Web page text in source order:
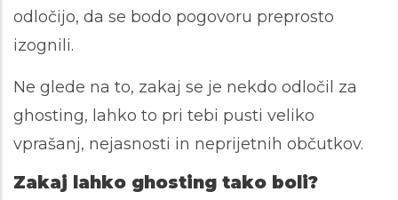
odločijo, da se bodo pogovoru preprosto
izognili.
Ne glede na to, zakaj se je nekdo odločil za
ghosting, lahko to pri tebi pusti veliko
vprašanj, nejasnosti in neprijetnih občutkov.
Zakaj lahko ghosting tako boli?